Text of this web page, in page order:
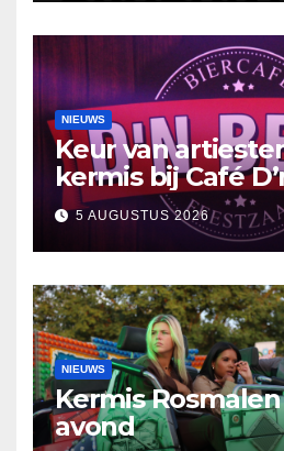
NIEUWS
Keur van
kermis bij Café
5 AUGUSTUS 2026
NIEUWS
Kermis
avond